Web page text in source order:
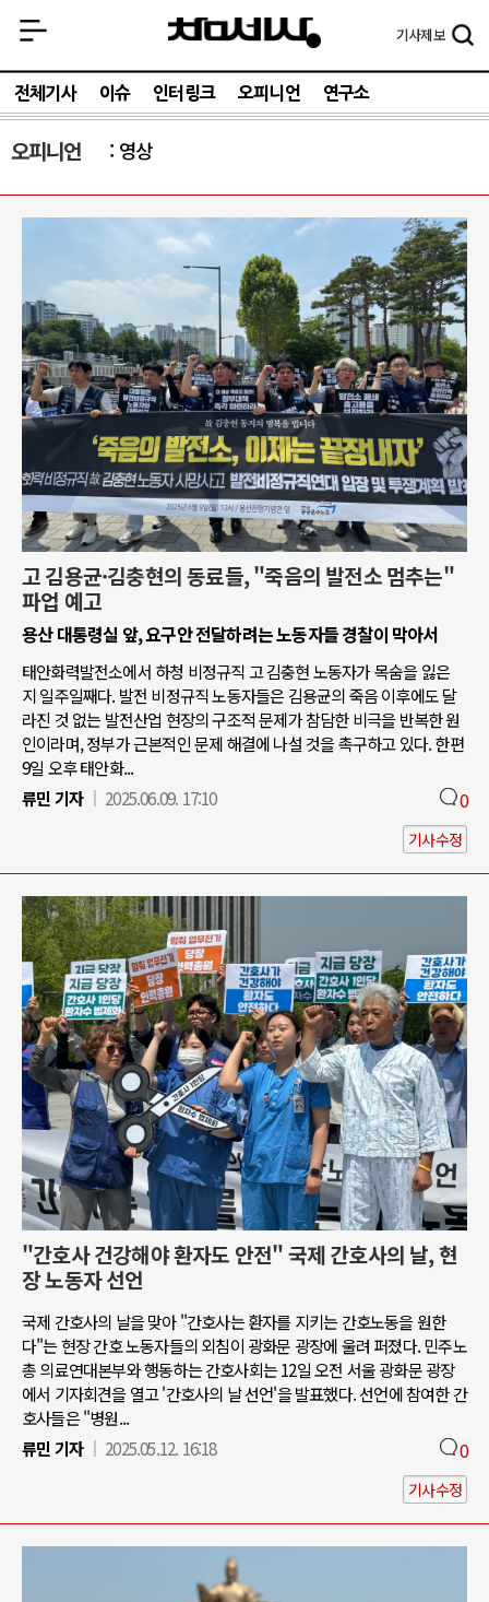
기사제보
전체기사 이슈 인터링크 오피니언 연구소
오피니언 영상
고 김용균·김충현의 동료들, "죽음의 발전소 멈추는"
파업 예고
용산 대통령실 앞, 요구안 전달하려는 노동자들 경찰이 막아서
태안화력발전소에서 하청 비정규직 고 김충현 노동자가 목숨을 잃은
지 일주일째다. 발전 비정규직 노동자들은 김용균의 죽음 이후에도 달
라진 것 없는 발전산업 현장의 구조적 문제가 참담한 비극을 반복한 원
인이라며, 정부가 근본적인 문제 해결에 나설 것을 촉구하고 있다. 한편
9일 오후 태안화...
류민 기자
2025.06.09. 17:10 0
기사수정
"간호사 건강해야 환자도 안전" 국제 간호사의 날, 현
장 노동자 선언
국제 간호사의 날을 맞아 "간호사는 환자를 지키는 간호노동을 원한
다"는 현장 간호 노동자들의 외침이 광화문 광장에 울려 퍼졌다. 민주노
총 의료연대본부와 행동하는 간호사회는 12일 오전 서울 광화문 광장
에서 기자회견을 열고 '간호사의 날 선언'을 발표했다. 선언에 참여한 간
호사들은 "병원...
류민 기자
2025.05.12. 16:18 0
기사수정